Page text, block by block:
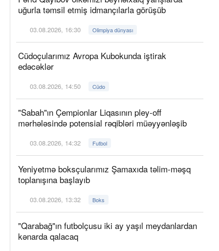
uğurla təmsil etmiş idmançılarla görüşüb
03.08.2026, 16:30 Olimpiya dünyası
Cüdoçularımız Avropa Kubokunda iştirak
edəcəklər
03.08.2026, 14:50 Cüdo
"Sabah"ın Çempionlar Liqasının pley-off
mərhələsində potensial rəqibləri müəyyənləşib
03.08.2026, 14:32 Futbol
Yeniyetmə boksçularımız Şamaxıda təlim-məşq
toplanışına başlayıb
03.08.2026, 13:32 Boks
"Qarabağ"ın futbolçusu iki ay yaşıl meydanlardan
kənarda qalacaq